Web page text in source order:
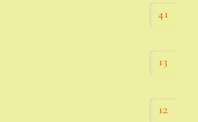
41
13
12